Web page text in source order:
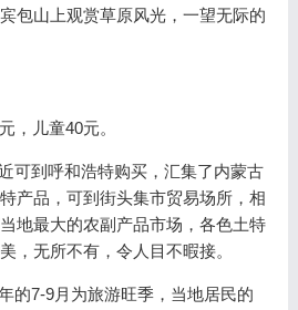
包山上观赏草原风光，一望无际的
儿童40元。
到呼和浩特购买，汇集了内蒙古
产品，可到街头集市贸易场所，相
地最大的农副产品市场，各色土特
，无所不有，令人目不暇接。
7-9月为旅游旺季，当地居民的